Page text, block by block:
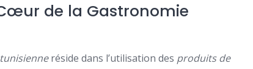
de la Gastronomie
réside dans l’utilisation des produits de